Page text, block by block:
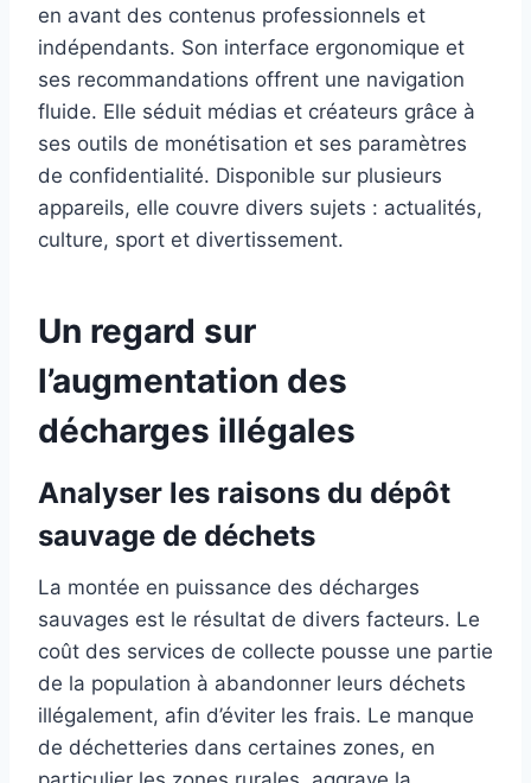
en avant des contenus professionnels et
indépendants. Son interface ergonomique et
ses recommandations offrent une navigation
fluide. Elle séduit médias et créateurs grâce à
ses outils de monétisation et ses paramètres
de confidentialité. Disponible sur plusieurs
appareils, elle couvre divers sujets : actualités,
culture, sport et divertissement.
Un regard sur
l’augmentation des
décharges illégales
Analyser les raisons du dépôt
sauvage de déchets
La montée en puissance des décharges
sauvages est le résultat de divers facteurs. Le
coût des services de collecte pousse une partie
de la population à abandonner leurs déchets
illégalement, afin d’éviter les frais. Le manque
de déchetteries dans certaines zones, en